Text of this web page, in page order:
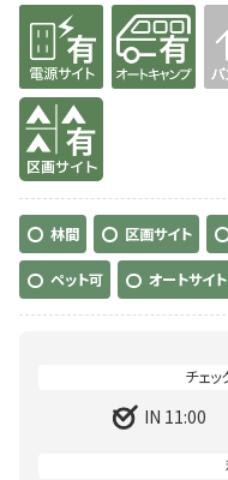
有り 有り
有り
林間 区画サイト
ペット可 オートサイト
IN 11:00